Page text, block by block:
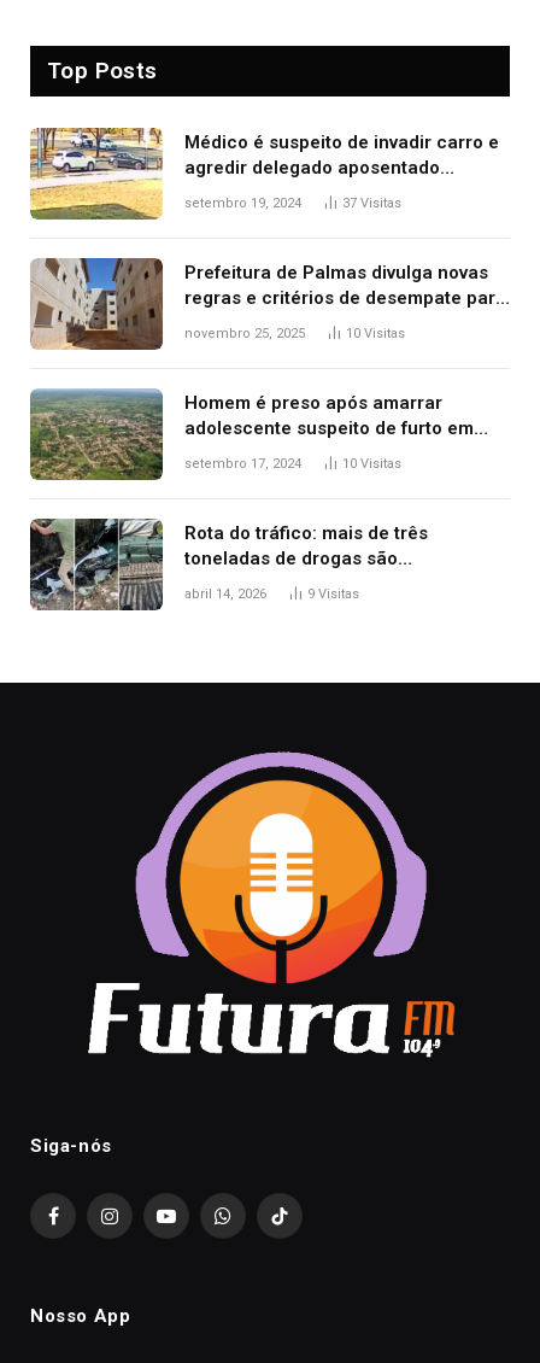
Top Posts
Médico é suspeito de invadir carro e
agredir delegado aposentado
durante confusão no trânsito
setembro 19, 2024 37 Visitas
Prefeitura de Palmas divulga novas
regras e critérios de desempate para
seleção de famílias no Minha Casa,
novembro 25, 2025 10 Visitas
Homem é preso após amarrar
adolescente suspeito de furto em
estaca de cerca e agredi-lo
setembro 17, 2024 10 Visitas
Rota do tráfico: mais de três
toneladas de drogas são
apreendidas no TO em três meses
abril 14, 2026 9 Visitas
Siga-nós
FacebookInstagramYouTubeWhatsAppTikTok
Nosso App